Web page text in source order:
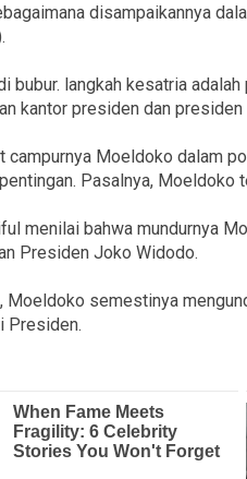
disampaikannya
bubur. langkah kesatria
kantor presiden dan
campurnya Moeldoko dalam
Pasalnya, Moeldoko
menilai bahwa mundurnya
Presiden Joko Widodo.
Moeldoko semestinya
Presiden.